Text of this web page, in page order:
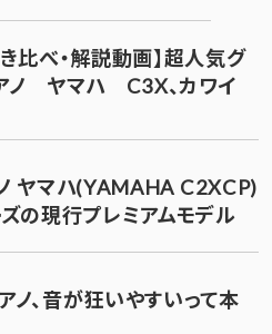
き比べ・解説動画】超人気グ
ノ ヤマハ C3X、カワイ
ヤマハ(YAMAHA C2XCP)
の現行プレミアムモデル
ノ、音が狂いやすいって本